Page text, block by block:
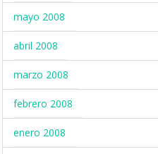
mayo 2008
abril 2008
marzo 2008
febrero 2008
enero 2008